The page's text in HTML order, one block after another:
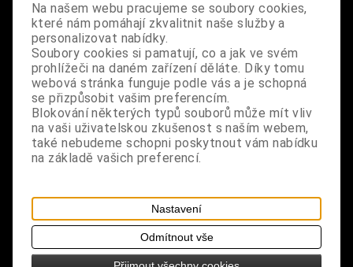
Dodání dny:skladem
ks
Koupit
Tabulky velikostí: zde
Výrobce:import DE
Katalogové číslo:
DOQDNASMAUS0892
Záruka (měsíců):24
Dotaz na výrobek
design: vyšívaná nášivka s průchodkami na
Na našem webu pracujeme se soubory cookies,
které nám pomáhají zkvalitnit naše služby a
personalizovat nabídky.
Soubory cookies si pamatují, co a jak ve svém
prohlížeči na daném zařízení děláte. Díky tomu
webová stránka funguje podle vás a je schopná
se přizpůsobit vašim preferencím.
Blokování některých typů souborů může mít vliv
na vaši uživatelskou zkušenost s naším webem,
také nebudeme schopni poskytnout vám nabídku
na základě vašich preferencí.
Nastavení
Odmítnout vše